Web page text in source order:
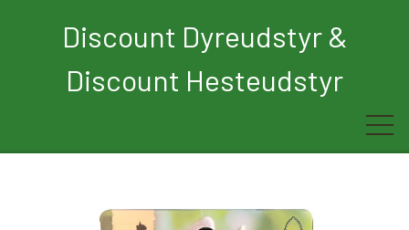
Discount Dyreudstyr &
Discount Hesteudstyr
Forside